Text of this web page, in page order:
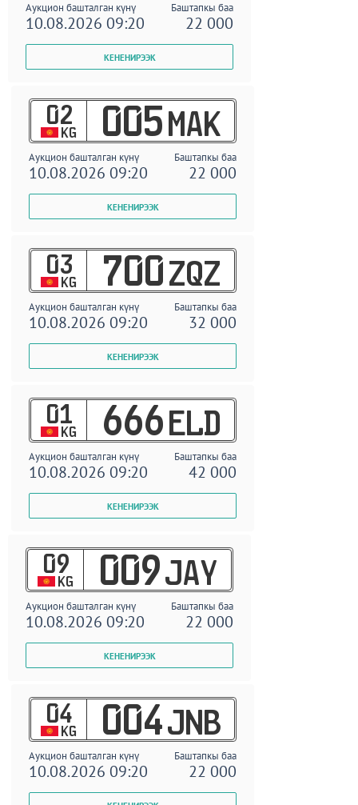
Аукцион башталган күнү Баштапкы баа
10.08.2026 09:20 22 000
02
KG 005 MAK
Аукцион башталган күнү Баштапкы баа
10.08.2026 09:20 22 000
03
KG 700 ZQZ
Аукцион башталган күнү Баштапкы баа
10.08.2026 09:20 32 000
01
KG 666 ELD
Аукцион башталган күнү Баштапкы баа
10.08.2026 09:20 42 000
09
KG 009 JAY
Аукцион башталган күнү Баштапкы баа
10.08.2026 09:20 22 000
04
KG 004 JNB
Аукцион башталган күнү Баштапкы баа
10.08.2026 09:20 22 000